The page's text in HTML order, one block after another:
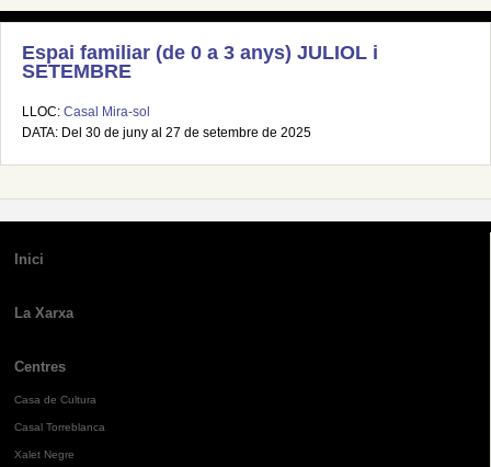
Espai familiar (de 0 a 3 anys) JULIOL i
SETEMBRE
LLOC: Casal Mira-sol
DATA: Del 30 de juny al 27 de setembre de 2025
Inici
La Xarxa
Centres
Casa de Cultura
Casal Torreblanca
Xalet Negre